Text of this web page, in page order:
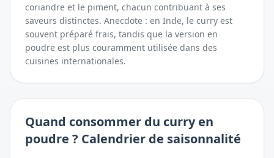
coriandre et le piment, chacun contribuant à ses
saveurs distinctes. Anecdote : en Inde, le curry est
souvent préparé frais, tandis que la version en
poudre est plus couramment utilisée dans des
cuisines internationales.
Quand consommer du curry en
poudre ? Calendrier de saisonnalité